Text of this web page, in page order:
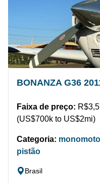
BONANZA G36
Faixa de preço:
(US$700k to US$2mi)
Categoria:
pistão
Brasil